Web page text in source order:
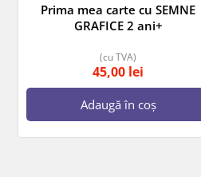
Prima mea carte cu SEMNE
GRAFICE 2 ani+
45,00 lei
(cu TVA)
Adaugă în coș